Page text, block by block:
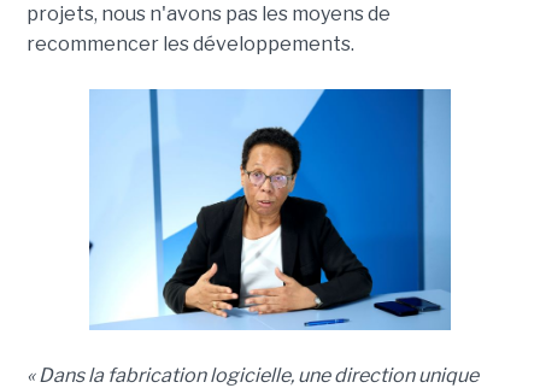
projets, nous n'avons pas les moyens de
recommencer les développements.
« Dans la fabrication logicielle, une direction unique